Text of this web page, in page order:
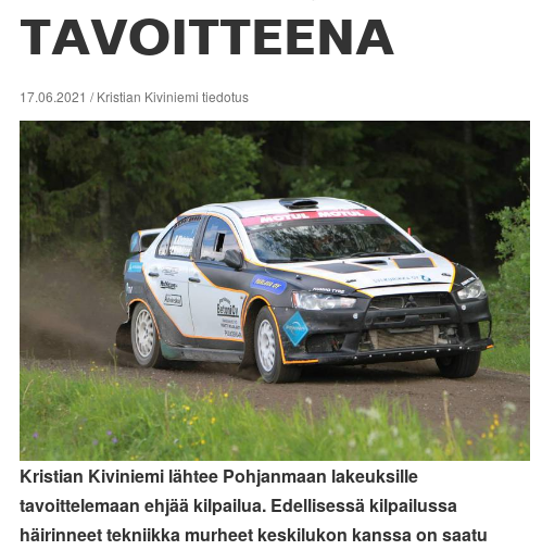
TAVOITTEENA
17.06.2021 / Kristian Kiviniemi tiedotus
Kristian Kiviniemi lähtee Pohjanmaan lakeuksille
tavoittelemaan ehjää kilpailua. Edellisessä kilpailussa
häirinneet tekniikka murheet keskilukon kanssa on saatu